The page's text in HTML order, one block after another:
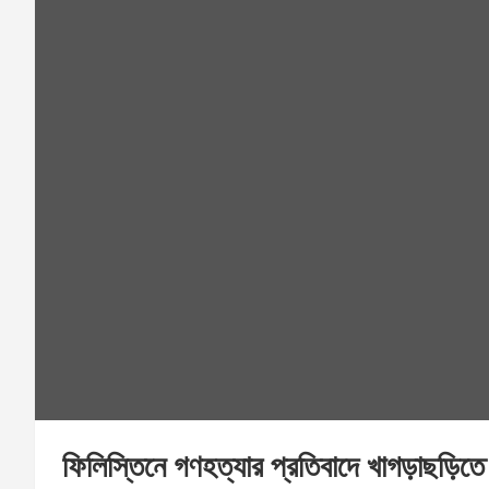
ফিলিস্তিনে গণহত্যার প্রতিবাদে